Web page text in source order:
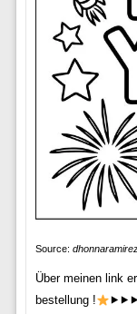
Source:
Über meinen link
bestellung !